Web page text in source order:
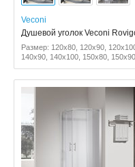
Veconi
Душевой уголок Veconi
Размер: 120x80, 120x90,
140x90, 140x100, 150x80,